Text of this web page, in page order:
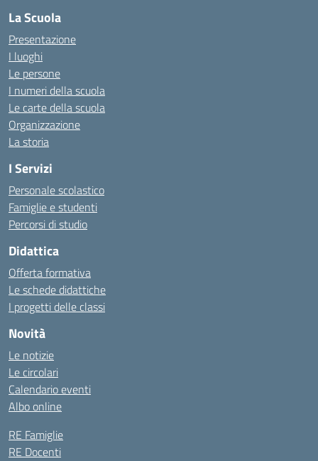
La Scuola
Presentazione
I luoghi
Le persone
I numeri della scuola
Le carte della scuola
Organizzazione
La storia
I Servizi
Personale scolastico
Famiglie e studenti
Percorsi di studio
Didattica
Offerta formativa
Le schede didattiche
I progetti delle classi
Novità
Le notizie
Le circolari
Calendario eventi
Albo online
RE Famiglie
RE Docenti